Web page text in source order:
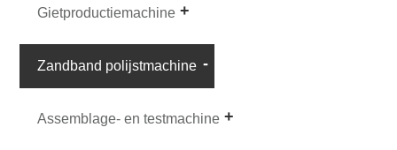
Gietproductiemachine
Zandband polijstmachine
Assemblage- en testmachine